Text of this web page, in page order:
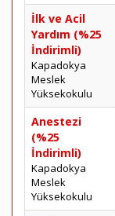
İlk ve Acil
Yardım (%25
İndirimli)
Kapadokya
Meslek
Yüksekokulu
Anestezi
(%25
İndirimli)
Kapadokya
Meslek
Yüksekokulu